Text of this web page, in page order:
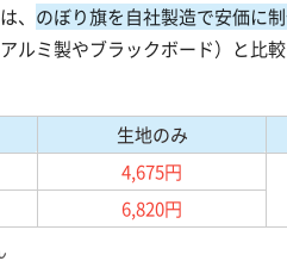
、 のぼり旗を自社製造で安価に
ルミ製やブラックボード）と比較
生地のみ
4,675円
6,820円